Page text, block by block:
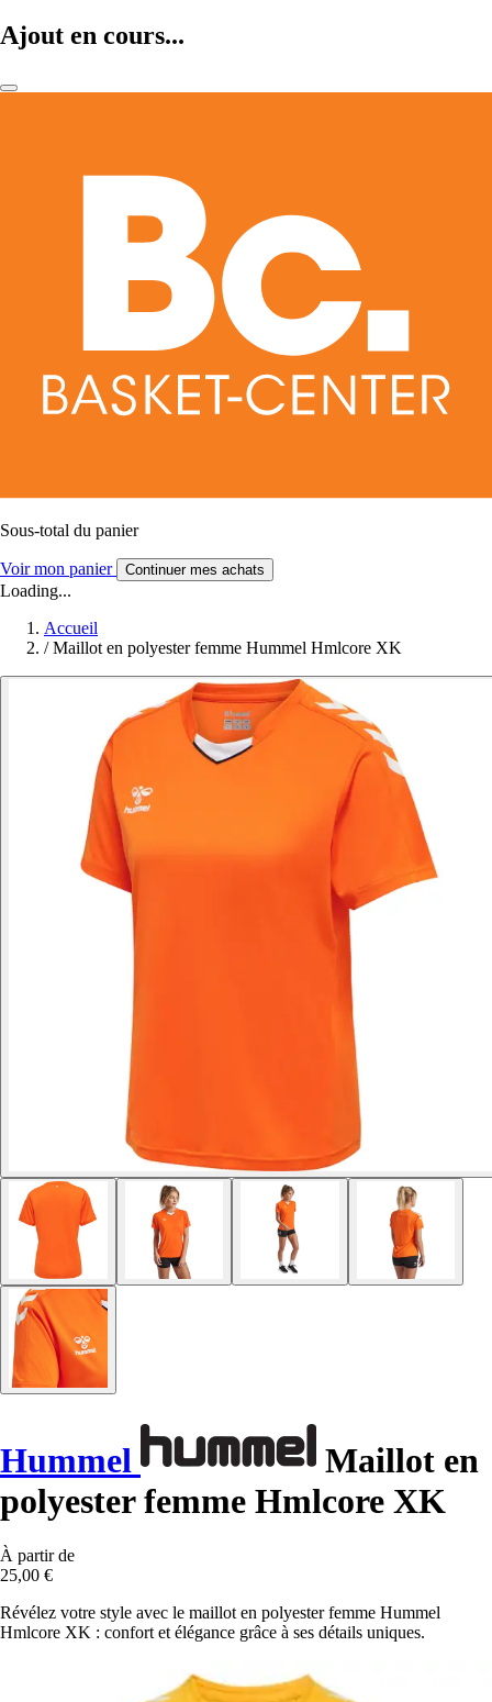
Ajout en cours...
Sous-total du panier
Voir mon panier Continuer mes achats
Loading...
Accueil
/ Maillot en polyester femme Hummel Hmlcore XK
Hummel
Maillot en
polyester femme Hmlcore XK
À partir de
25,00 €
Révélez votre style avec le maillot en polyester femme Hummel
Hmlcore XK : confort et élégance grâce à ses détails uniques.